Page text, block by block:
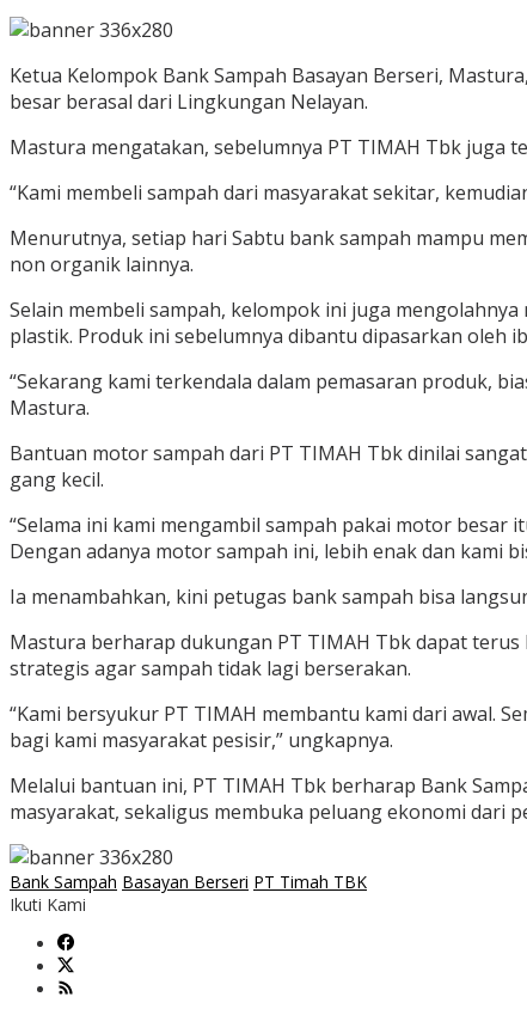
Ketua Kelompok Bank Sampah Basayan Berseri,
besar berasal dari Lingkungan Nelayan.
Mastura mengatakan, sebelumnya PT TIMAH Tbk juga
“Kami membeli sampah dari masyarakat sekitar,
Menurutnya, setiap hari Sabtu bank sampah mampu
non organik lainnya.
Selain membeli sampah, kelompok ini juga
plastik. Produk ini sebelumnya dibantu dipasarkan oleh
“Sekarang kami terkendala dalam pemasaran produk,
Mastura.
Bantuan motor sampah dari PT TIMAH Tbk dinilai
gang kecil.
“Selama ini kami mengambil sampah pakai motor
Dengan adanya motor sampah ini, lebih enak dan kami
Ia menambahkan, kini petugas bank sampah bisa
Mastura berharap dukungan PT TIMAH Tbk dapat
strategis agar sampah tidak lagi berserakan.
“Kami bersyukur PT TIMAH membantu kami dari awal.
bagi kami masyarakat pesisir,” ungkapnya.
Melalui bantuan ini, PT TIMAH Tbk berharap Bank
masyarakat, sekaligus membuka peluang ekonomi dari
Bank Sampah Basayan Berseri PT Timah TBK
Ikuti Kami